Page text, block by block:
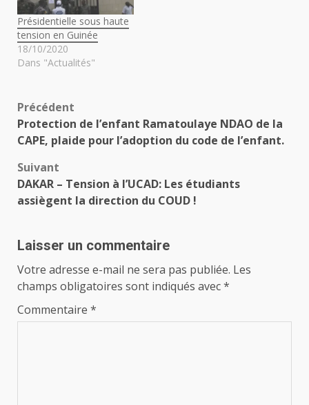
Présidentielle sous haute
tension en Guinée
18/10/2020
Dans "Actualités"
Navigation
d’article
Précédent
Protection de l’enfant Ramatoulaye NDAO de la
CAPE, plaide pour l’adoption du code de l’enfant.
Suivant
DAKAR – Tension à l’UCAD: Les étudiants
assiègent la direction du COUD !
Laisser un commentaire
Votre adresse e-mail ne sera pas publiée. Les
champs obligatoires sont indiqués avec*
Commentaire *